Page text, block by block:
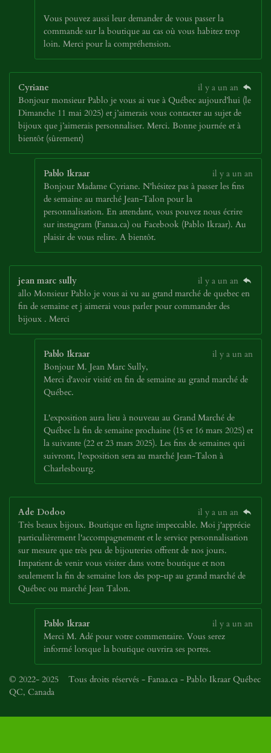
Vous pouvez aussi leur demander de vous passer la
commande sur la boutique au cas où vous habitez trop
loin. Merci pour la compréhension.
Cyriane
il y a un an
Bonjour monsieur Pablo je vous ai vue à Québec aujourd’hui (le
Dimanche 11 mai 2025) et j’aimerais vous contacter au sujet de
bijoux que j’aimerais personnaliser. Merci. Bonne journée et à
bientôt (sûrement)
Pablo Ikraar
il y a un an
Bonjour Madame Cyriane. N'hésitez pas à passer les fins
de semaine au marché Jean-Talon pour la
personnalisation. En attendant, vous pouvez nous écrire
sur instagram (Fanaa.ca) ou Facebook (Pablo Ikraar). Au
plaisir de vous relire. A bientôt.
jean marc sully
il y a un an
allo Monsieur Pablo je vous ai vu au gtand marché de quebec en
fin de semaine et j aimerai vous parler pour commander des
bijoux . Merci
Pablo Ikraar
il y a un an
Bonjour M. Jean Marc Sully,
Merci d'avoir visité en fin de semaine au grand marché de
Québec.
L'exposition aura lieu à nouveau au Grand Marché de
Québec la fin de semaine prochaine (15 et 16 mars 2025) et
la suivante (22 et 23 mars 2025). Les fins de semaines qui
suivront, l'exposition sera au marché Jean-Talon à
Charlesbourg.
Ade Dodoo
il y a un an
Très beaux bijoux. Boutique en ligne impeccable. Moi j'apprécie
particulièrement l'accompagnement et le service personnalisation
sur mesure que très peu de bijouteries offrent de nos jours.
Impatient de venir vous visiter dans votre boutique et non
seulement la fin de semaine lors des pop-up au grand marché de
Québec ou marché Jean Talon.
Pablo Ikraar
il y a un an
Merci M. Adé pour votre commentaire. Vous serez
informé lorsque la boutique ouvrira ses portes.
© 2022- 2025 Tous droits réservés - Fanaa.ca - Pablo Ikraar Québec
QC, Canada